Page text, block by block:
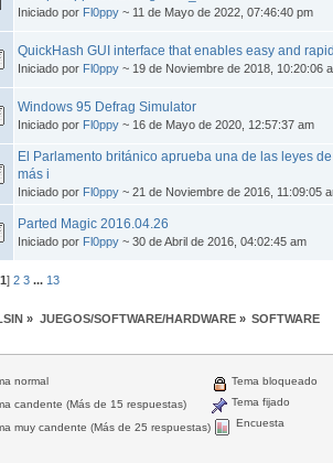
Iniciado por Fl0ppy ~ 11 de Mayo de 2022, 07:46:40 pm
QuickHash GUI interface that enables easy and
Iniciado por Fl0ppy ~ 19 de Noviembre de 2018, 10:20:06
Windows 95 Defrag Simulator
Iniciado por Fl0ppy ~ 16 de Mayo de 2020, 12:57:37 am
El Parlamento británico aprueba una de las leyes
más i
Iniciado por Fl0ppy ~ 21 de Noviembre de 2016, 11:09:05
Parted Magic 2016.04.26
Iniciado por Fl0ppy ~ 30 de Abril de 2016, 04:02:45 am
1]2 3 ... 13
» JUEGOS/SOFTWARE/HARDWARE» SOFTWARE
normal
candente (Más de 15 respuestas)
muy candente (Más de 25 respuestas)
Tema bloqueado
Tema fijado
Encuesta